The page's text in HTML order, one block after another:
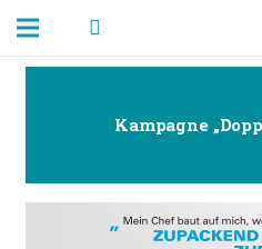
Kampagne